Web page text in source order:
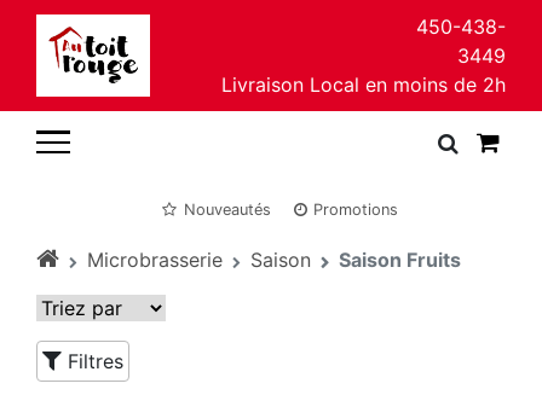
450-438-
3449
Livraison Local en moins de 2h
Nouveautés Promotions
Microbrasserie Saison Saison Fruits
Filtres